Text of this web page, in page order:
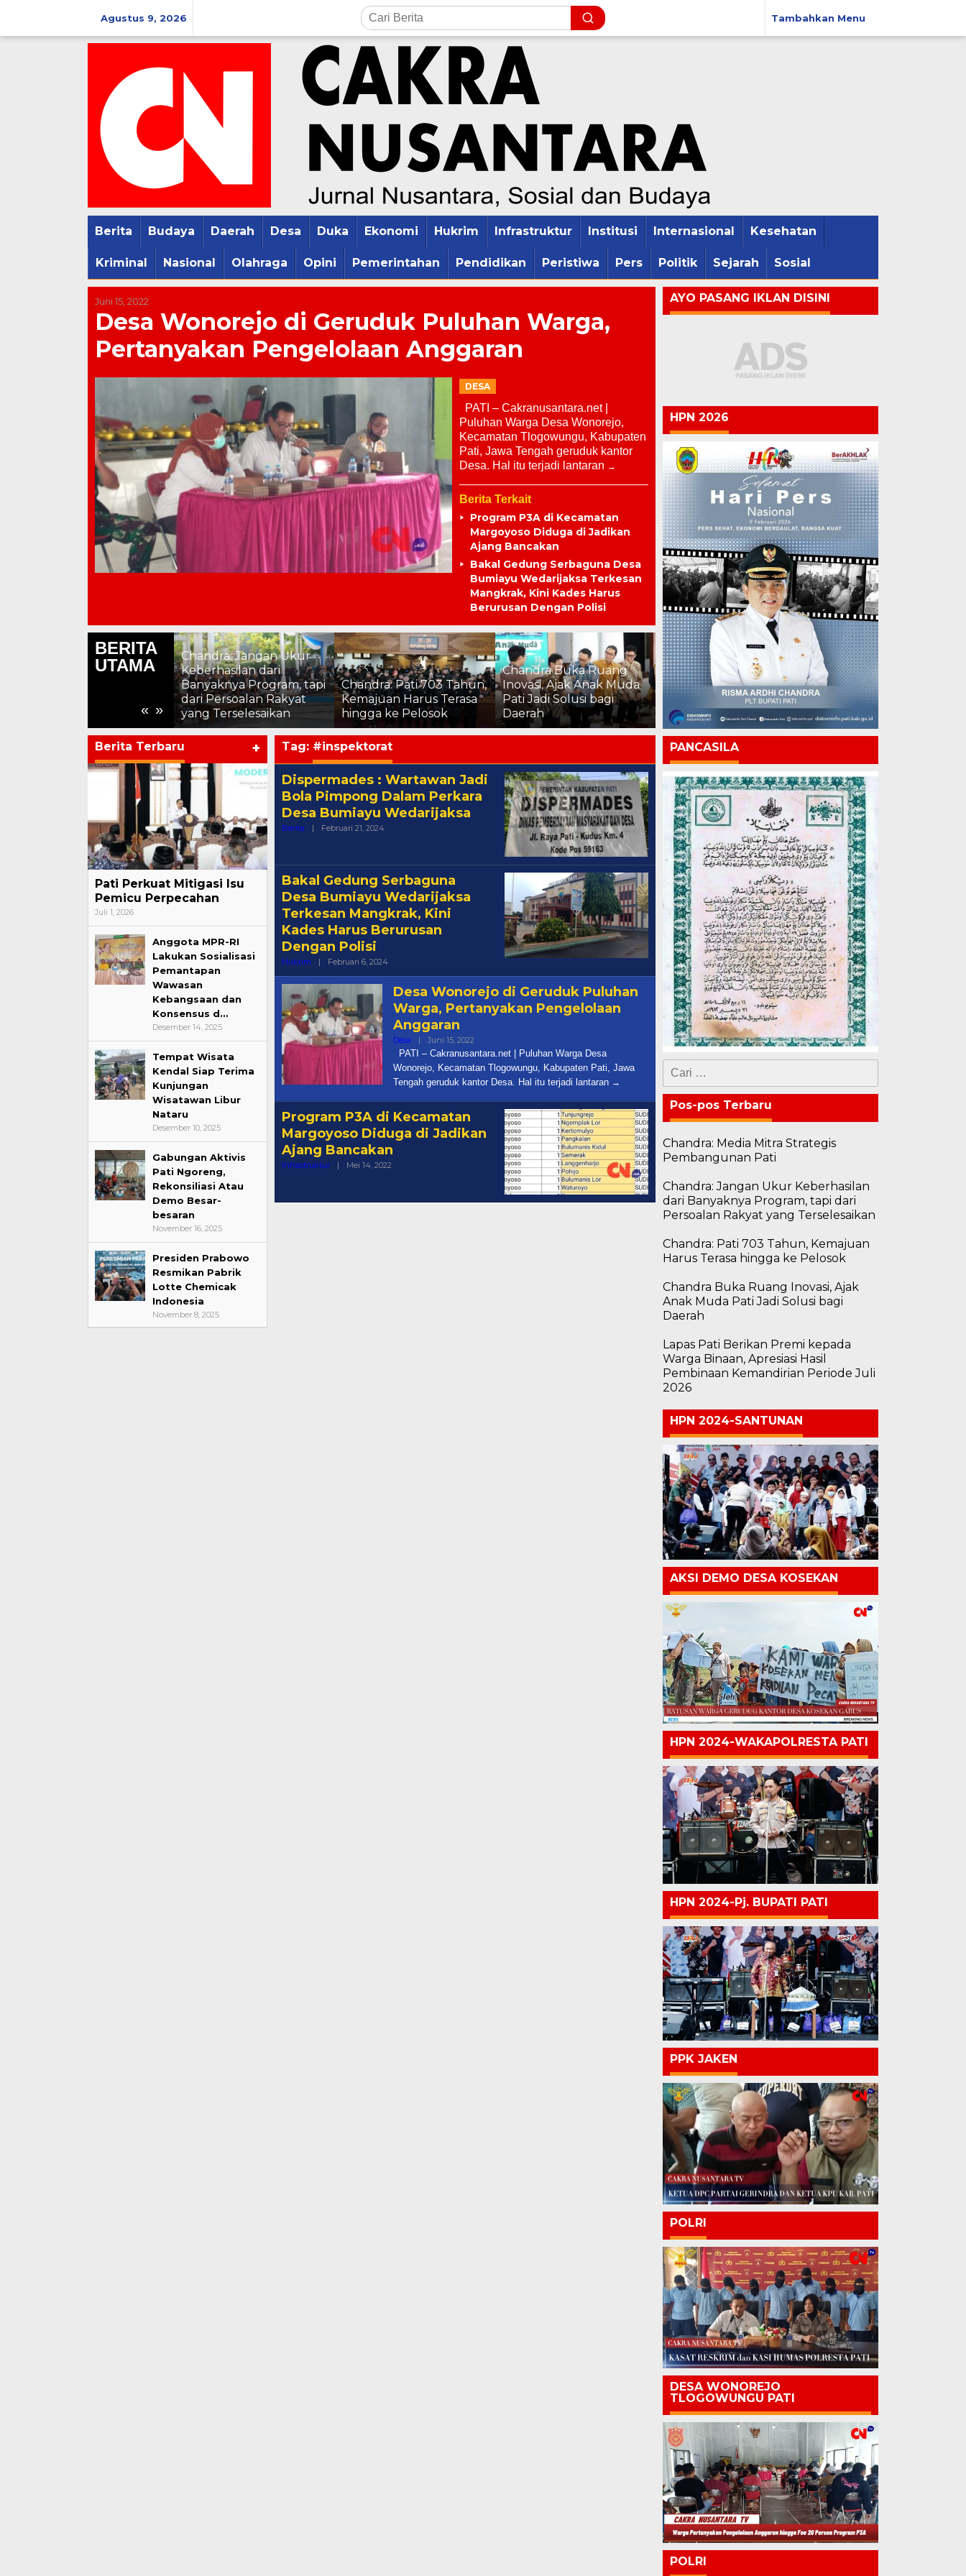
konten
Agustus 9, 2026 Tambahkan Menu
Berita Budaya Daerah Desa Duka Ekonomi Hukrim Infrastruktur Institusi Internasional Kesehatan
Kriminal Nasional Olahraga Opini Pemerintahan Pendidikan Peristiwa Pers Politik Sejarah Sosial
Juni 15, 2022
Desa Wonorejo di Geruduk Puluhan Warga,
Pertanyakan Pengelolaan Anggaran
DESA
PATI – Cakranusantara.net |
Puluhan Warga Desa Wonorejo,
Kecamatan Tlogowungu, Kabupaten
Pati, Jawa Tengah geruduk kantor
Desa. Hal itu terjadi lantaran
Berita Terkait
Program P3A di Kecamatan
Margoyoso Diduga di Jadikan
Ajang Bancakan
Bakal Gedung Serbaguna Desa
Bumiayu Wedarijaksa Terkesan
Mangkrak, Kini Kades Harus
Berurusan Dengan Polisi
BERITA
UTAMA
« »
Chandra: Jangan Ukur
Keberhasilan dari
Banyaknya Program, tapi
dari Persoalan Rakyat
yang Terselesaikan
Chandra: Pati 703 Tahun,
Kemajuan Harus Terasa
hingga ke Pelosok
Chandra Buka Ruang
Inovasi, Ajak Anak Muda
Pati Jadi Solusi bagi
Daerah
Lapas Pati Berikan Premi
kepada Warga Binaan,
Apresiasi Hasil
Pembinaan Kemandirian
Periode Juli 2026
Chandra: Media Mitra
Strategis Pembangunan
Pati
Berita Terbaru +
Pati Perkuat Mitigasi Isu
Pemicu Perpecahan
Juli 1, 2026
Anggota MPR-RI
Lakukan Sosialisasi
Pemantapan
Wawasan
Kebangsaan dan
Konsensus d…
Desember 14, 2025
Tempat Wisata
Kendal Siap Terima
Kunjungan
Wisatawan Libur
Nataru
Desember 10, 2025
Gabungan Aktivis
Pati Ngoreng,
Rekonsiliasi Atau
Demo Besar-
besaran
November 16, 2025
Presiden Prabowo
Resmikan Pabrik
Lotte Chemicak
Indonesia
November 8, 2025
Tag: #inspektorat
Dispermades : Wartawan Jadi
Bola Pimpong Dalam Perkara
Desa Bumiayu Wedarijaksa
Berita | Februari 21, 2024Oleh
Bakal Gedung Serbaguna
Desa Bumiayu Wedarijaksa
Terkesan Mangkrak, Kini
Kades Harus Berurusan
Dengan Polisi
Hukrim | Februari 6, 2024Oleh
Desa Wonorejo di Geruduk Puluhan
Warga, Pertanyakan Pengelolaan
Anggaran
Desa | Juni 15, 2022
Cakra
PATI – Cakranusantara.net | Puluhan Warga Desa
Wonorejo, Kecamatan Tlogowungu, Kabupaten Pati, Jawa
Tengah geruduk kantor Desa. Hal itu terjadi lantaran
Program P3A di Kecamatan
Margoyoso Diduga di Jadikan
Ajang Bancakan
Infrastruktur | Mei 14, 2022
AYO PASANG IKLAN DISINI
HPN 2026
PANCASILA
Cari
untuk:
Pos-pos Terbaru
Chandra: Media Mitra Strategis
Pembangunan Pati
Chandra: Jangan Ukur Keberhasilan
dari Banyaknya Program, tapi dari
Persoalan Rakyat yang Terselesaikan
Chandra: Pati 703 Tahun, Kemajuan
Harus Terasa hingga ke Pelosok
Chandra Buka Ruang Inovasi, Ajak
Anak Muda Pati Jadi Solusi bagi
Daerah
Lapas Pati Berikan Premi kepada
Warga Binaan, Apresiasi Hasil
Pembinaan Kemandirian Periode Juli
2026
HPN 2024-SANTUNAN
AKSI DEMO DESA KOSEKAN
HPN 2024-WAKAPOLRESTA PATI
HPN 2024-Pj. BUPATI PATI
PPK JAKEN
POLRI
DESA WONOREJO
TLOGOWUNGU PATI
POLRI